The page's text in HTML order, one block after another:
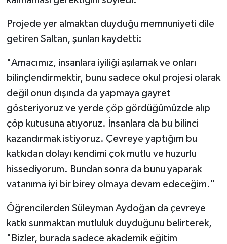
Projede yer almaktan duyduğu memnuniyeti dile
getiren Saltan, şunları kaydetti:
"Amacımız, insanlara iyiliği aşılamak ve onları
bilinçlendirmektir, bunu sadece okul projesi olarak
değil onun dışında da yapmaya gayret
gösteriyoruz ve yerde çöp gördüğümüzde alıp
çöp kutusuna atıyoruz. İnsanlara da bu bilinci
kazandırmak istiyoruz. Çevreye yaptığım bu
katkıdan dolayı kendimi çok mutlu ve huzurlu
hissediyorum. Bundan sonra da bunu yaparak
vatanıma iyi bir birey olmaya devam edeceğim."
Öğrencilerden Süleyman Aydoğan da çevreye
katkı sunmaktan mutluluk duyduğunu belirterek,
"Bizler, burada sadece akademik eğitim